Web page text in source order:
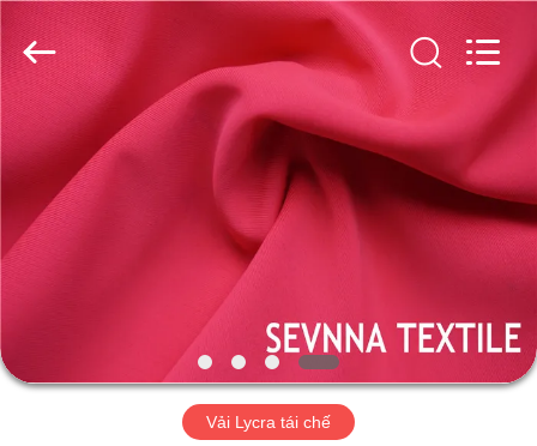
TRANG
CHỦ
CÁC
SẢN
HƯỚNG
2026
SEVNNA
TEXTILE.
All
Rights
Reserved.
Vải Lycra tái chế